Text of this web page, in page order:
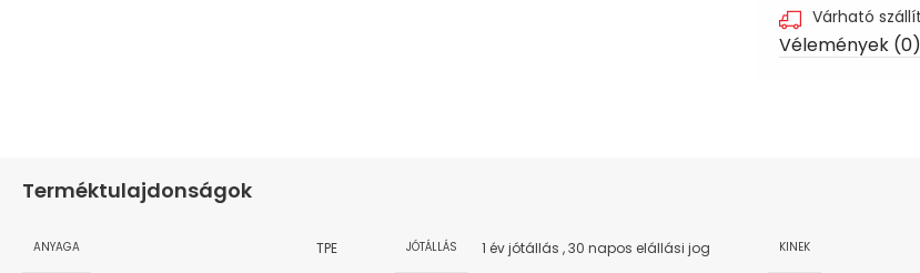
Várható
Vélemények (0)
Terméktulajdonságok
ANYAGA TPE JÓTÁLLÁS 1 év jótállás ,30 napos elállási jog KINEK